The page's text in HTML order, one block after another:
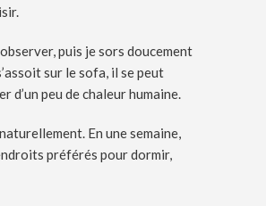
puis je sors doucement
sur le sofa, il se peut
d’un peu de chaleur humaine.
En une semaine,
préférés pour dormir,